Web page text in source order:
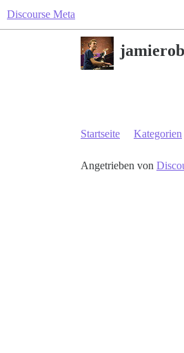
Discourse Meta
Startseite Kategorien
Angetrieben von